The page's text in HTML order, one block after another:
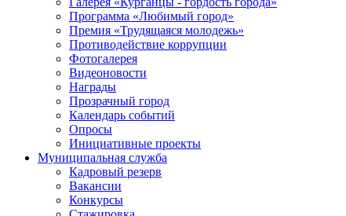
Программа «Любимый город»
Премия «Трудящаяся молодежь»
Противодействие коррупции
Фотогалерея
Видеоновости
Награды
Прозрачный город
Календарь событий
Опросы
Инициативные проекты
Муниципальная служба
Кадровый резерв
Вакансии
Конкурсы